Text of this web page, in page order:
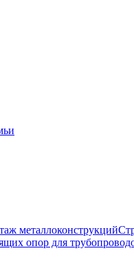
металлоконструкций
опор для